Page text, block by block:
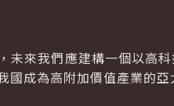
來我們應建構一個以高科
國成為高附加價值產業的亞